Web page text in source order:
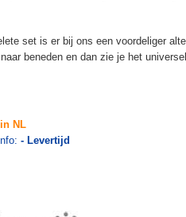
set is er bij ons een voordeliger
beneden en dan zie je het
NL
- Levertijd